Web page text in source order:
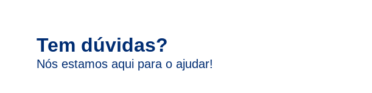
Tem dúvidas?
Nós estamos aqui para o ajudar!